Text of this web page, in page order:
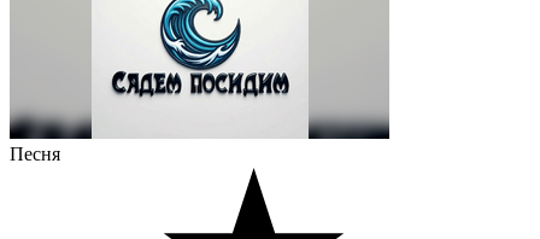
Песня